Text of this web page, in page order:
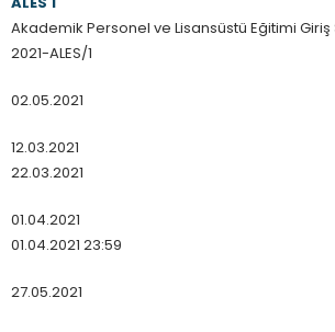
ALES 1
Akademik Personel ve Lisansüstü Eğitimi Giriş
2021-ALES/1
02.05.2021
12.03.2021
22.03.2021
01.04.2021
01.04.2021 23:59
27.05.2021